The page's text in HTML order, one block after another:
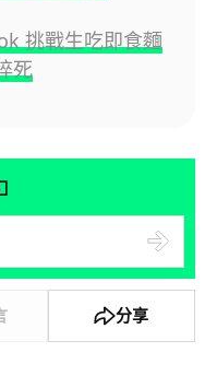
挑戰生吃即食麵
死
分享